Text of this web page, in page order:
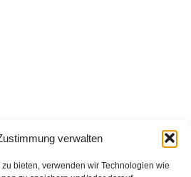
verwalten
bieten, verwenden wir Technologien wie